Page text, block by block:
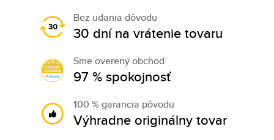
Bez udania dôvodu
30 dní na vrátenie tovaru
Sme overený obchod
97 % spokojnosť
100 % garancia pôvodu
Výhradne originálny tovar